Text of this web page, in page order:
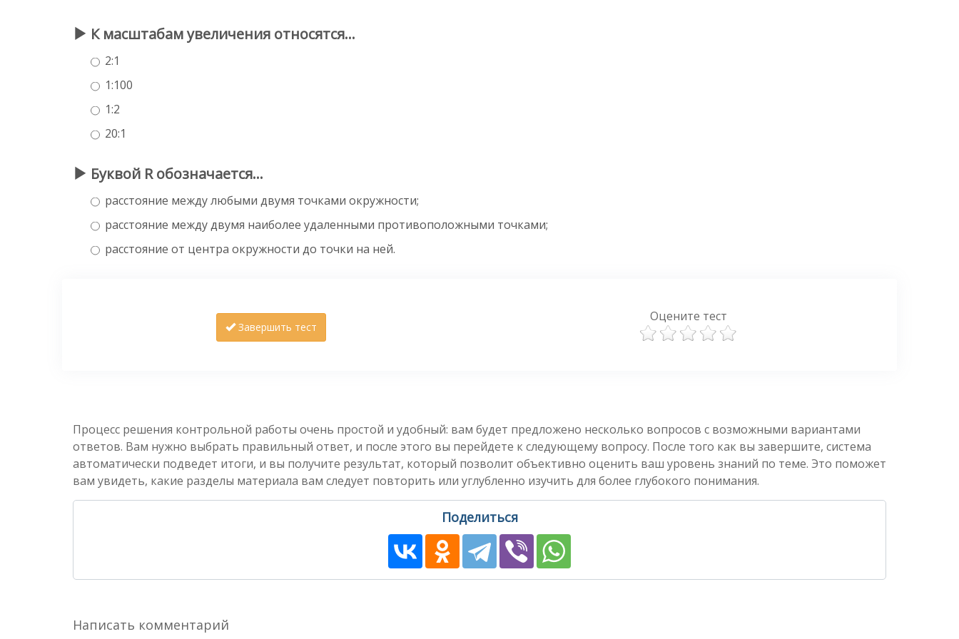
К масштабам увеличения относятся…
2:1
1:100
1:2
20:1
Буквой R обозначается…
расстояние между любыми двумя точками окружности;
расстояние между двумя наиболее удаленными противоположными точками;
расстояние от центра окружности до точки на ней.
Завершить тест
Оцените тест
Процесс решения контрольной работы очень простой и удобный: вам будет предложено несколько вопросов с возможными вариантами
ответов. Вам нужно выбрать правильный ответ, и после этого вы перейдете к следующему вопросу. После того как вы завершите, система
автоматически подведет итоги, и вы получите результат, который позволит объективно оценить ваш уровень знаний по теме. Это поможет
вам увидеть, какие разделы материала вам следует повторить или углубленно изучить для более глубокого понимания.
Поделиться
Написать комментарий